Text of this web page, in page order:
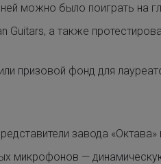
можно было поиграть на
Guitars, а также
призовой фонд для
завода
микрофонов —